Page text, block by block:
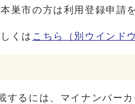
巣市の方は利用登録申請
くは こちら （別ウインド
するには、マイナンバー